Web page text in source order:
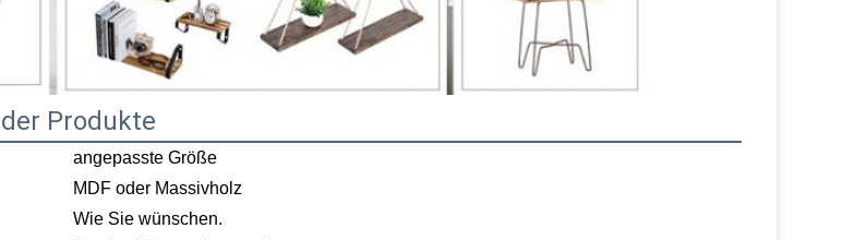
Produkte
angepasste Größe
MDF oder Massivholz
Wie Sie wünschen.